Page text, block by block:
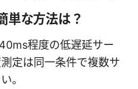
単な方法は？
程度の低遅延サー
定は同一条件で複数サ
。